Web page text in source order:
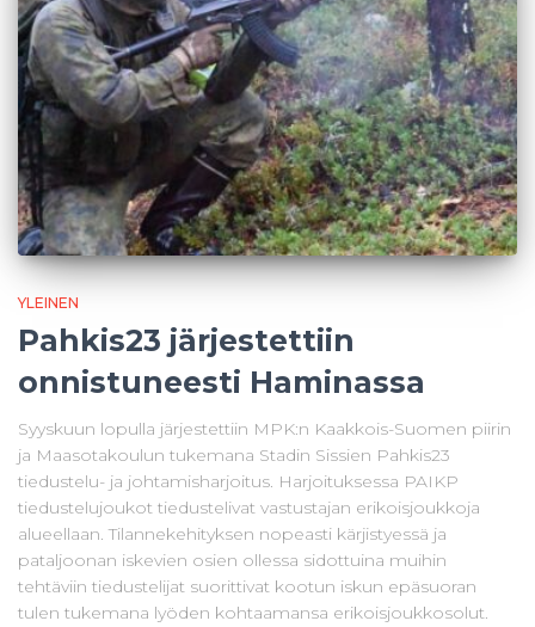
YLEINEN
Pahkis23 järjestettiin
onnistuneesti Haminassa
Syyskuun lopulla järjestettiin MPK:n Kaakkois-Suomen piirin
ja Maasotakoulun tukemana Stadin Sissien Pahkis23
tiedustelu- ja johtamisharjoitus. Harjoituksessa PAIKP
tiedustelujoukot tiedustelivat vastustajan erikoisjoukkoja
alueellaan. Tilannekehityksen nopeasti kärjistyessä ja
pataljoonan iskevien osien ollessa sidottuina muihin
tehtäviin tiedustelijat suorittivat kootun iskun epäsuoran
tulen tukemana lyöden kohtaamansa erikoisjoukkosolut.